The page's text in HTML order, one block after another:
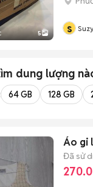
5 s
dung lượng
64 GB 128 GB
Áo gi
Đã sử